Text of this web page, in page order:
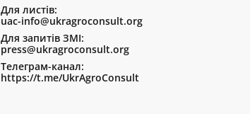
Для листів:
uac-info@ukragroconsult.org
Для запитів ЗМІ:
press@ukragroconsult.org
Телеграм-канал:
https://t.me/UkrAgroConsult